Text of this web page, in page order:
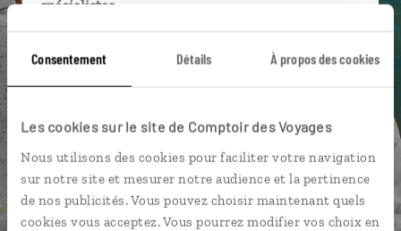
Consentement Détails À propos des cookies
Les cookies sur le site de Comptoir des Voyages
Nous utilisons des cookies pour faciliter votre navigation
sur notre site et mesurer notre audience et la pertinence
de nos publicités. Vous pouvez choisir maintenant quels
cookies vous acceptez. Vous pourrez modifier vos choix en
spécialistes
près de vos envies et de la réalité du pays.
connectés en agence, mais aussi par email ou
Vous gardez le même interlocuteur avant,
pendant et après votre voyage.